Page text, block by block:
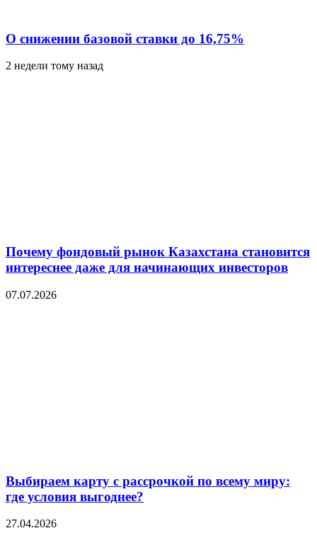
О снижении базовой ставки до 16,75%
2 недели тому назад
Почему фондовый рынок Казахстана становится
интереснее даже для начинающих инвесторов
07.07.2026
Выбираем карту с рассрочкой по всему миру:
где условия выгоднее?
27.04.2026